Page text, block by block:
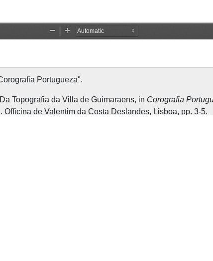
Portugueza".
Topografia da Villa de Guimaraens, in Corografia
Officina de Valentim da Costa Deslandes, Lisboa, pp. 3-5.